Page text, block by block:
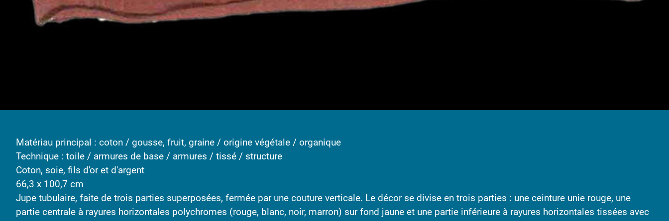
Matériau principal : coton / gousse, fruit, graine / origine végétale / organique
Technique : toile / armures de base / armures / tissé / structure
Coton, soie, fils d'or et d'argent
66,3 x 100,7 cm
Jupe tubulaire, faite de trois parties superposées, fermée par une couture verticale. Le décor se divise en trois parties : une ceinture unie rouge, une
partie centrale à rayures horizontales polychromes (rouge, blanc, noir, marron) sur fond jaune et une partie inférieure à rayures horizontales tissées avec